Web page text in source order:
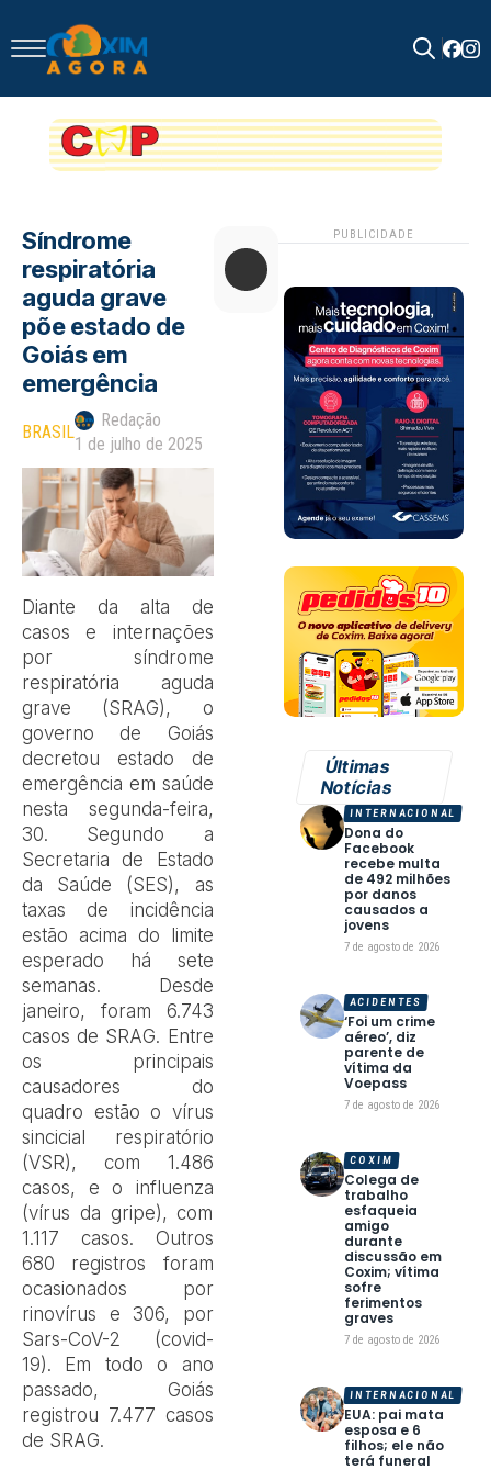
for:
Síndrome
respiratória
aguda grave
põe estado de
Goiás em
emergência
BRASIL
Redação
1 de julho de 2025
Diante da alta de
casos e internações
por síndrome
respiratória aguda
grave (SRAG), o
governo de Goiás
decretou estado de
emergência em saúde
nesta segunda-feira,
30. Segundo a
Secretaria de Estado
da Saúde (SES), as
taxas de incidência
estão acima do limite
esperado há sete
semanas. Desde
janeiro, foram 6.743
casos de SRAG. Entre
os principais
causadores do
quadro estão o vírus
sincicial respiratório
(VSR), com 1.486
casos, e o influenza
(vírus da gripe), com
1.117 casos. Outros
680 registros foram
ocasionados por
rinovírus e 306, por
Sars-CoV-2 (covid-
19). Em todo o ano
passado, Goiás
registrou 7.477 casos
de SRAG.
PUBLICIDADE
Últimas
Notícias
Dona do
Facebook
recebe multa
de 492 milhões
por danos
causados a
jovens
7 de agosto de 2026
INTERNACIONAL
‘Foi um crime
aéreo’, diz
parente de
vítima da
Voepass
7 de agosto de 2026
ACIDENTES
Colega de
trabalho
esfaqueia
amigo
durante
discussão em
Coxim; vítima
sofre
ferimentos
graves
7 de agosto de 2026
COXIM
EUA: pai mata
esposa e 6
filhos; ele não
terá funeral
INTERNACIONAL